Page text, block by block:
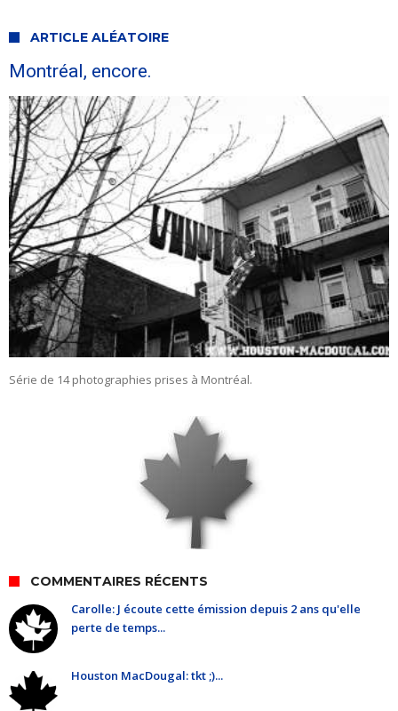
ARTICLE ALÉATOIRE
Montréal, encore.
Série de 14 photographies prises à Montréal.
COMMENTAIRES RÉCENTS
Carolle: J écoute cette émission depuis 2 ans qu'elle
perte de temps...
Houston MacDougal: tkt ;)...